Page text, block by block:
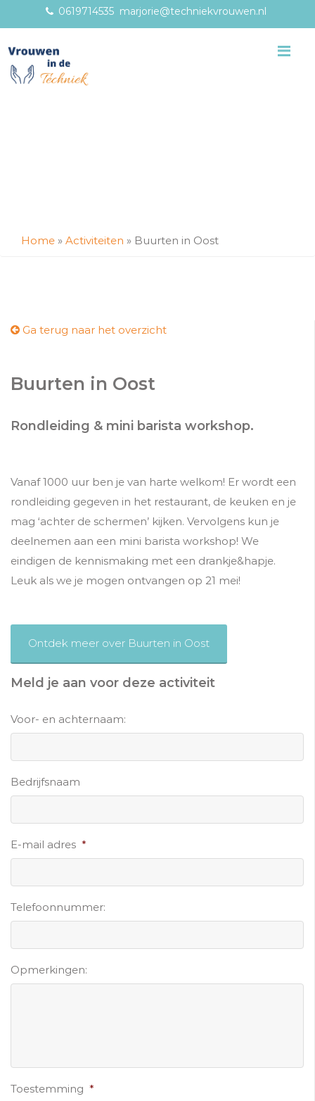
0619714535 marjorie@techniekvrouwen.nl
Home » Activiteiten » Buurten in Oost
Ga terug naar het overzicht
Buurten in Oost
Rondleiding & mini barista workshop.
Vanaf 1000 uur ben je van harte welkom! Er wordt een
rondleiding gegeven in het restaurant, de keuken en je
mag ‘achter de schermen’ kijken. Vervolgens kun je
deelnemen aan een mini barista workshop! We
eindigen de kennismaking met een drankje&hapje.
Leuk als we je mogen ontvangen op 21 mei!
Ontdek meer over Buurten in Oost
Meld je aan voor deze activiteit
Voor- en achternaam:
Bedrijfsnaam
E-mail adres *
Telefoonnummer:
Opmerkingen:
Toestemming *